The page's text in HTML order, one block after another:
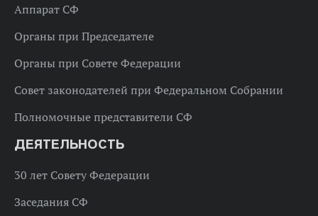
Аппарат СФ
Органы при Председателе
Органы при Совете Федерации
Совет законодателей при Федеральном Собрании
Полномочные представители СФ
ДЕЯТЕЛЬНОСТЬ
30 лет Совету Федерации
Заседания СФ